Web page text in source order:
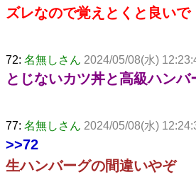
ズレなので覚えとくと良いで
72: 名無しさん 2024/05/08(水)
とじないカツ丼と高級ハンバ
77: 名無しさん 2024/05/08(水)
>>72
生ハンバーグの間違いやぞ